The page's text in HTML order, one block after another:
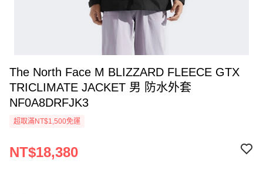
The North Face M BLIZZARD FLEECE GTX
TRICLIMATE JACKET 男 防水外套
NF0A8DRFJK3
超取滿NT$1,500免運
NT$18,380